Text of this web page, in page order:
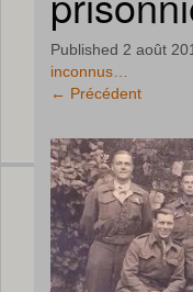
Published 2 août
inconnus…
← Précédent